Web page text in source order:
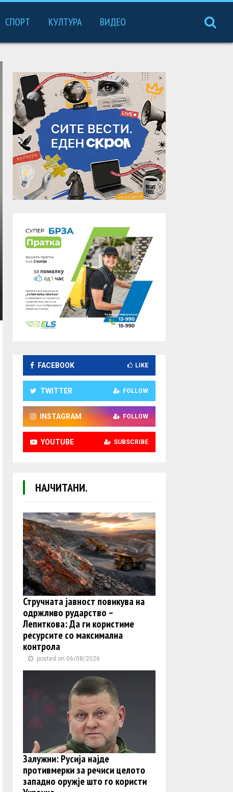
СПОРТ КУЛТУРА ВИДЕО
FACEBOOK LIKE
TWITTER FOLLOW
INSTAGRAM FOLLOW
YOUTUBE SUBSCRIBE
НАЈЧИТАНИ.
Стручната јавност повикува на
одржливо рударство –
Лепиткова: Да ги користиме
ресурсите со максимална
контрола
posted on 06/08/2026
Залужни: Русија најде
противмерки за речиси целото
западно оружје што го користи